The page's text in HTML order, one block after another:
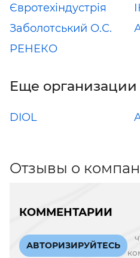
Євротехіндустрія
Заболотський О.С.
РЕНЕКО
Еще
DIOL
Отзывы о
КОММЕНТАРИИ
АВТОРИЗИРУЙТЕСЬ